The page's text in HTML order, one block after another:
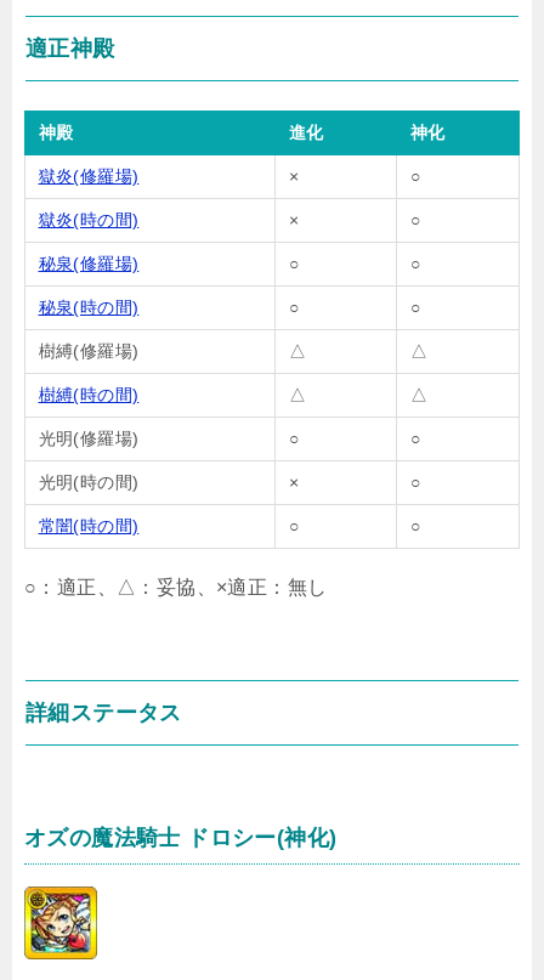
適正神殿
神殿 進化 神化
獄炎(修羅場) × ○
獄炎(時の間) × ○
秘泉(修羅場) ○ ○
秘泉(時の間) ○ ○
樹縛(修羅場) △ △
樹縛(時の間) △ △
光明(修羅場) ○ ○
光明(時の間) × ○
常闇(時の間) ○ ○
○：適正、△：妥協、×適正：無し
詳細ステータス
オズの魔法騎士 ドロシー(神化)